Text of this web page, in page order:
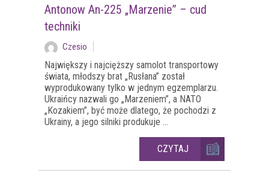
Antonow An-225 „Marzenie” – cud
techniki
Czesio
Największy i najcięższy samolot transportowy
świata, młodszy brat „Rusłana” został
wyprodukowany tylko w jednym egzemplarzu.
Ukraińcy nazwali go „Marzeniem”, a NATO
„Kozakiem”, być może dlatego, że pochodzi z
Ukrainy, a jego silniki produkuje ...
CZYTAJ